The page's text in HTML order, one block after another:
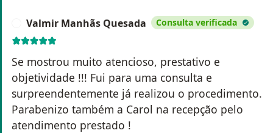
Valmir Manhãs Quesada Consulta verificada
Se mostrou muito atencioso, prestativo e
objetividade !!! Fui para uma consulta e
surpreendentemente já realizou o procedimento.
Parabenizo também a Carol na recepção pelo
atendimento prestado !